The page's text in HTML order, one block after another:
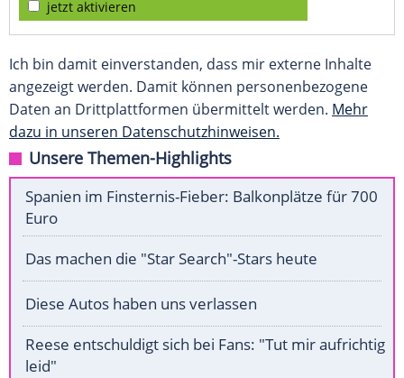
jetzt aktivieren
Ich bin damit einverstanden, dass mir externe Inhalte
angezeigt werden. Damit können personenbezogene
Daten an Drittplattformen übermittelt werden. Mehr
dazu in unseren Datenschutzhinweisen.
Unsere Themen-Highlights
Spanien im Finsternis-Fieber: Balkonplätze für 700
Euro
Das machen die "Star Search"-Stars heute
Diese Autos haben uns verlassen
Reese entschuldigt sich bei Fans: "Tut mir aufrichtig
leid"